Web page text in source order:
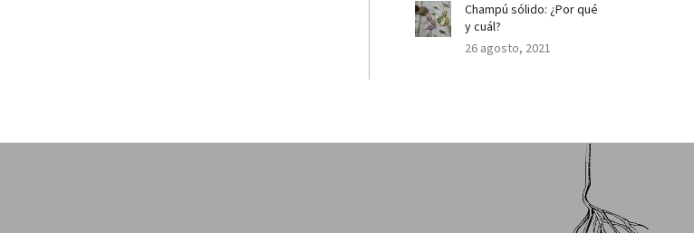
Champú sólido: ¿Por qué
y cuál?
26 agosto, 2021